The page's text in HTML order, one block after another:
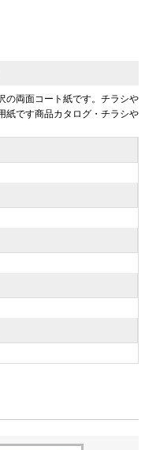
の両面コート紙です。チラシや
紙です商品カタログ・チラシや